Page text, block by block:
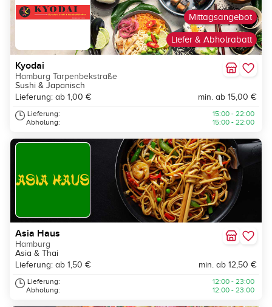
Liefer & Abholrabatt
Mittagsangebot
Kyodai
Hamburg Tarpenbekstraße
Sushi & Japanisch
Lieferung: ab 1,00 €
min. ab 15,00 €
Lieferung:
Abholung:
15:00 - 22:00
15:00 - 22:00
Asia Haus
Hamburg
Asia & Thai
Lieferung: ab 1,50 €
min. ab 12,50 €
Lieferung:
Abholung:
12:00 - 23:00
12:00 - 23:00